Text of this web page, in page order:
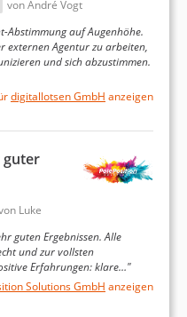
Analyse:
Methodik haben
Marketing-Agenturen
von André Vogt
Abstimmung auf Augenhöhe.
externen Agentur zu arbeiten,
und sich abzustimmen.
digitallotsen GmbH anzeigen
guter
Luke
guten Ergebnissen. Alle
und zur vollsten
Erfahrungen: klare…"
Solutions GmbH anzeigen